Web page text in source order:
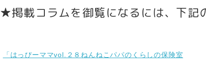
★掲載コラムを御覧になるには、下記
「はっぴーママvol.２８ねんねこパパのくらしの保険室